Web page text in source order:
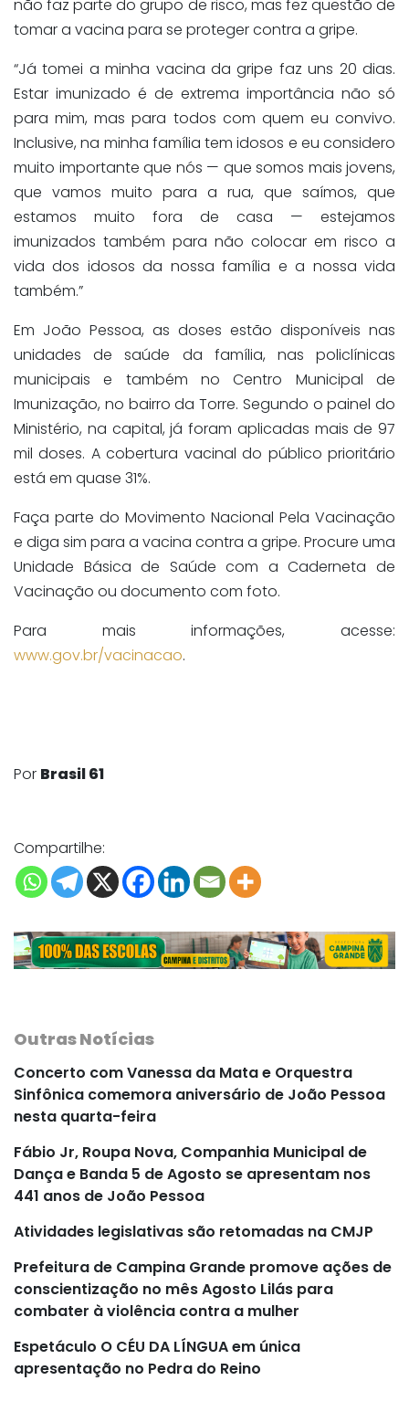
não faz parte do grupo de risco, mas fez questão de
tomar a vacina para se proteger contra a gripe.
“Já tomei a minha vacina da gripe faz uns 20 dias.
Estar imunizado é de extrema importância não só
para mim, mas para todos com quem eu convivo.
Inclusive, na minha família tem idosos e eu considero
muito importante que nós — que somos mais jovens,
que vamos muito para a rua, que saímos, que
estamos muito fora de casa — estejamos
imunizados também para não colocar em risco a
vida dos idosos da nossa família e a nossa vida
também.”
Em João Pessoa, as doses estão disponíveis nas
unidades de saúde da família, nas policlínicas
municipais e também no Centro Municipal de
Imunização, no bairro da Torre. Segundo o painel do
Ministério, na capital, já foram aplicadas mais de 97
mil doses. A cobertura vacinal do público prioritário
está em quase 31%.
Faça parte do Movimento Nacional Pela Vacinação
e diga sim para a vacina contra a gripe. Procure uma
Unidade Básica de Saúde com a Caderneta de
Vacinação ou documento com foto.
Para mais informações, acesse:
www.gov.br/vacinacao.
Por Brasil 61
Compartilhe:
Outras Notícias
Concerto com Vanessa da Mata e Orquestra
Sinfônica comemora aniversário de João Pessoa
nesta quarta-feira
Fábio Jr, Roupa Nova, Companhia Municipal de
Dança e Banda 5 de Agosto se apresentam nos
441 anos de João Pessoa
Atividades legislativas são retomadas na CMJP
Prefeitura de Campina Grande promove ações de
conscientização no mês Agosto Lilás para
combater à violência contra a mulher
Espetáculo O CÉU DA LÍNGUA em única
apresentação no Pedra do Reino